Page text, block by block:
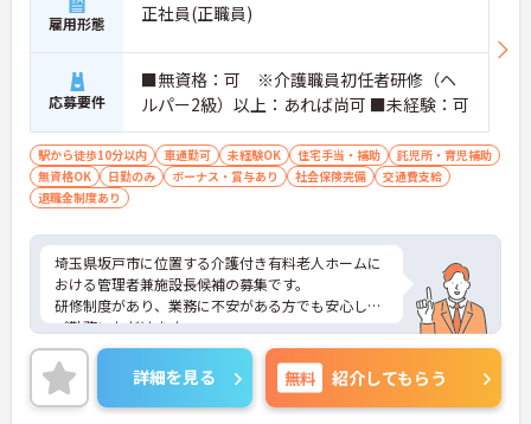
雇用形態 正社員(正職員)
応募要件
■無資格：可 ※介護職員初任者研修（ヘ
ルパー2級）以上：あれば尚可 ■未経験：可
駅から徒歩10分以内 車通勤可 未経験OK 住宅手当・補助
託児所・育児補助
無資格OK
日勤のみ ボーナス・賞与あり 社会保険完備
交通費支給
退職金制度あり
埼玉県坂戸市に位置する介護付き有料老人ホームに
おける管理者兼施設長候補の募集です。
研修制度があり、業務に不安がある方でも安心して
ご勤務いただけます。
マイカー通勤が可能です。通勤が苦になりません。
ご興味のある方には、面接対策ポイントなど、さら
に詳細をご案内しますのでお気軽にご相談くださ
い！
詳細を見る 無料 紹介してもらう